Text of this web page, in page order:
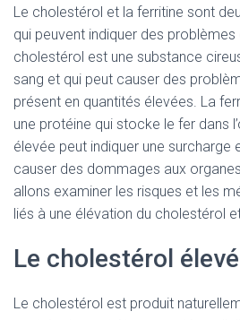
Le cholestérol et la ferritine sont
qui peuvent indiquer des
cholestérol est une substance
sang et qui peut causer des
présent en quantités élevées. La
une protéine qui stocke le fer dans
élevée peut indiquer une surcharge
causer des dommages aux
allons examiner les risques et les
liés à une élévation du cholestérol
Le cholestérol élevé
Le cholestérol est produit